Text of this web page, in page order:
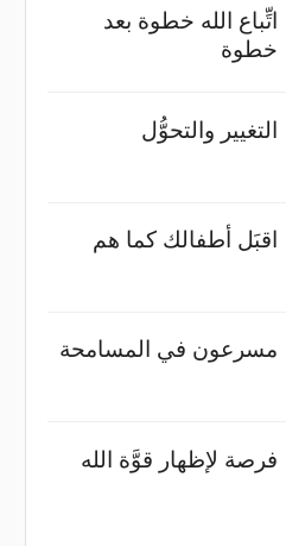
اتِّباع الله خطوة بعد
خطوة
التغيير والتحوُّل
اقبَل أطفالك كما هم
مسرعون في المسامحة
فرصة لإظهار قوَّة الله